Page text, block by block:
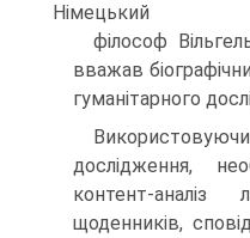
Німецький
філософ
вважав
гуманітарного
дослідження,
контент-аналіз
щоденників,